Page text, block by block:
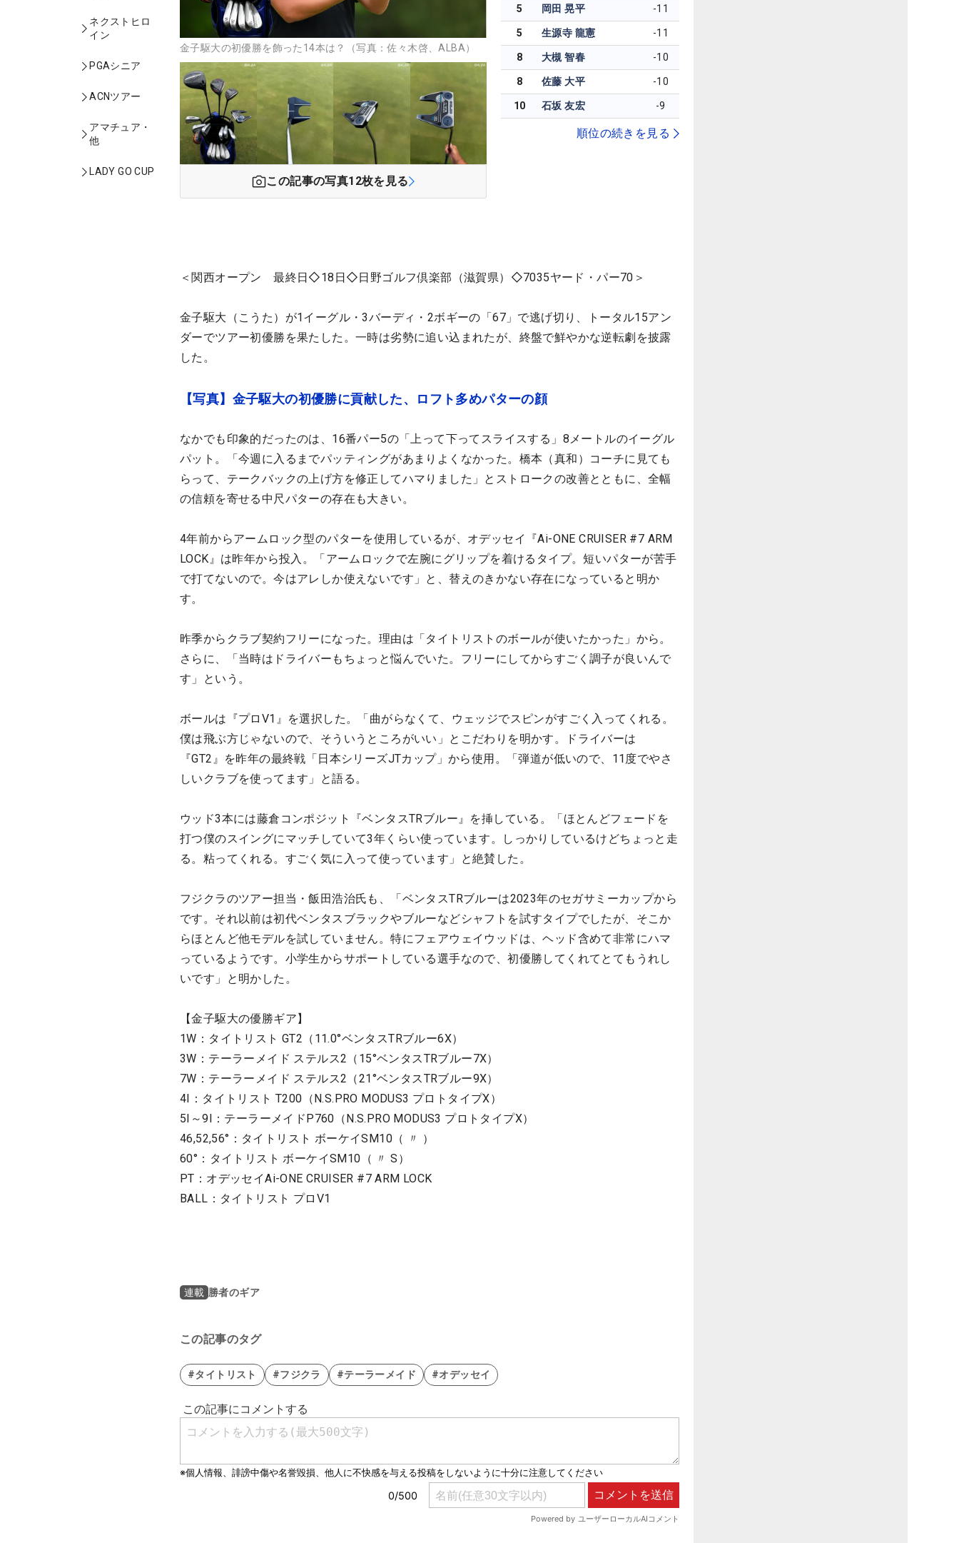
ネクストヒロ
イン
PGAシニア
ACNツアー
アマチュア・
他
LADY GO CUP
金子駆大の初優勝を飾った14本は？（写真：佐々木啓、ALBA）
この記事の写真12枚を見る
5 岡田 晃平 -11
5 生源寺 龍憲 -11
8 大槻 智春 -10
8 佐藤 大平 -10
10 石坂 友宏 -9
順位の続きを見る
＜関西オープン 最終日◇18日◇日野ゴルフ倶楽部（滋賀県）◇7035ヤード・パー70＞
金子駆大（こうた）が1イーグル・3バーディ・2ボギーの「67」で逃げ切り、トータル15アン
ダーでツアー初優勝を果たした。一時は劣勢に追い込まれたが、終盤で鮮やかな逆転劇を披露
した。
【写真】金子駆大の初優勝に貢献した、ロフト多めパターの顔
なかでも印象的だったのは、16番パー5の「上って下ってスライスする」8メートルのイーグル
パット。「今週に入るまでパッティングがあまりよくなかった。橋本（真和）コーチに見ても
らって、テークバックの上げ方を修正してハマりました」とストロークの改善とともに、全幅
の信頼を寄せる中尺パターの存在も大きい。
4年前からアームロック型のパターを使用しているが、オデッセイ『Ai-ONE CRUISER #7 ARM
LOCK』は昨年から投入。「アームロックで左腕にグリップを着けるタイプ。短いパターが苦手
で打てないので。今はアレしか使えないです」と、替えのきかない存在になっていると明か
す。
昨季からクラブ契約フリーになった。理由は「タイトリストのボールが使いたかった」から。
さらに、「当時はドライバーもちょっと悩んでいた。フリーにしてからすごく調子が良いんで
す」という。
ボールは『プロV1』を選択した。「曲がらなくて、ウェッジでスピンがすごく入ってくれる。
僕は飛ぶ方じゃないので、そういうところがいい」とこだわりを明かす。ドライバーは
『GT2』を昨年の最終戦「日本シリーズJTカップ」から使用。「弾道が低いので、11度でやさ
しいクラブを使ってます」と語る。
ウッド3本には藤倉コンポジット『ベンタスTRブルー』を挿している。「ほとんどフェードを
打つ僕のスイングにマッチしていて3年くらい使っています。しっかりしているけどちょっと走
る。粘ってくれる。すごく気に入って使っています」と絶賛した。
フジクラのツアー担当・飯田浩治氏も、「ベンタスTRブルーは2023年のセガサミーカップから
です。それ以前は初代ベンタスブラックやブルーなどシャフトを試すタイプでしたが、そこか
らほとんど他モデルを試していません。特にフェアウェイウッドは、ヘッド含めて非常にハマ
っているようです。小学生からサポートしている選手なので、初優勝してくれてとてもうれし
いです」と明かした。
【金子駆大の優勝ギア】
1W：タイトリスト GT2（11.0°ベンタスTRブルー6X）
3W：テーラーメイド ステルス2（15°ベンタスTRブルー7X）
7W：テーラーメイド ステルス2（21°ベンタスTRブルー9X）
4I：タイトリスト T200（N.S.PRO MODUS3 プロトタイプX）
5I～9I：テーラーメイドP760（N.S.PRO MODUS3 プロトタイプX）
46,52,56°：タイトリスト ボーケイSM10（ 〃 ）
60°：タイトリスト ボーケイSM10（ 〃 S）
PT：オデッセイAi-ONE CRUISER #7 ARM LOCK
BALL：タイトリスト プロV1
連載 勝者のギア
この記事のタグ
#タイトリスト #フジクラ #テーラーメイド #オデッセイ